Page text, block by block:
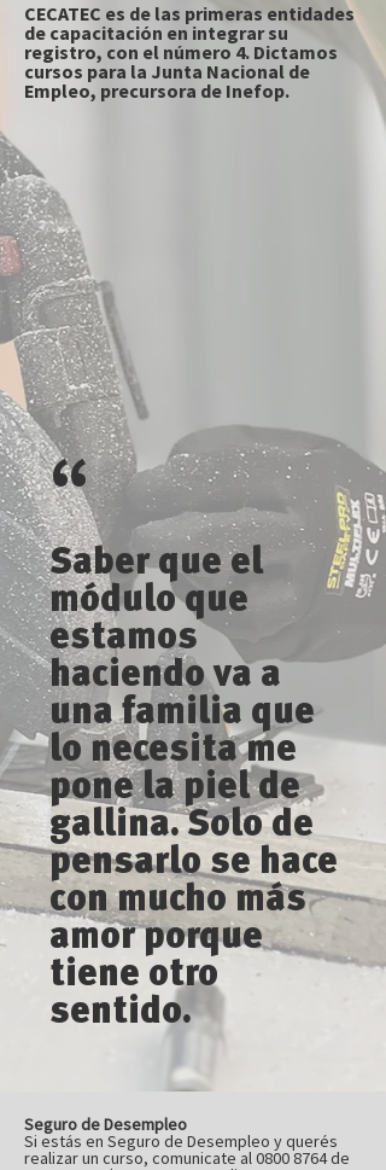
CECATEC es de las primeras entidades
de capacitación en integrar su
registro, con el número 4. Dictamos
cursos para la Junta Nacional de
Empleo, precursora de Inefop.
“
Saber que el
módulo que
estamos
haciendo va a
una familia que
lo necesita me
pone la piel de
gallina. Solo de
pensarlo se hace
con mucho más
amor porque
tiene otro
sentido.
Seguro de Desempleo
Si estás en Seguro de Desempleo y querés
realizar un curso, comunicate al 0800 8764 de